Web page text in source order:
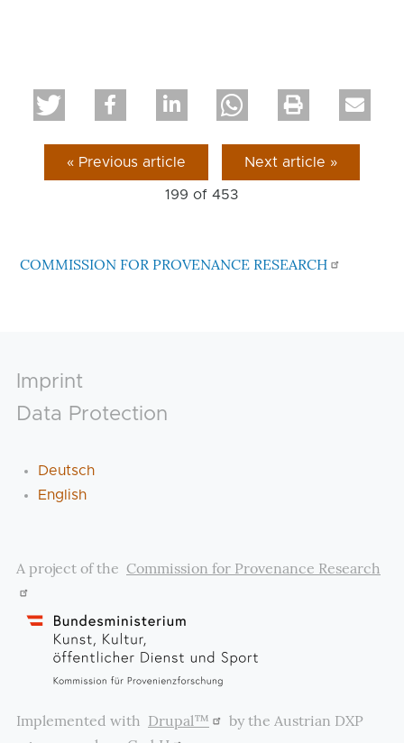
« Previous article Next article »
199 of453
COMMISSION FOR PROVENANCE RESEARCH
Footer
Imprint
Data Protection
Deutsch
English
A project of the Commission for Provenance Research
Implemented with Drupal™
by the Austrian DXP